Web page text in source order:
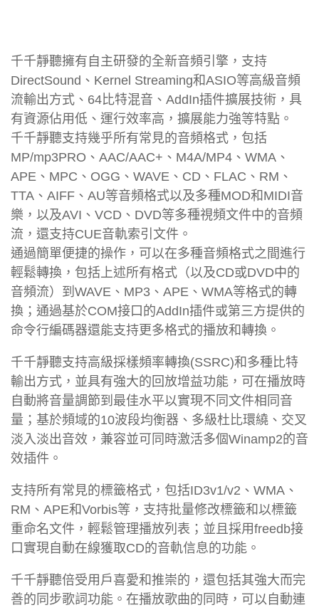
千千靜聽擁有自主研發的全新音頻引擎，支持
DirectSound、Kernel Streaming和ASIO等高級音頻
流輸出方式、64比特混音、AddIn插件擴展技術，具
有資源佔用低、運行效率高，擴展能力強等特點。
千千靜聽支持幾乎所有常見的音頻格式，包括
MP/mp3PRO、AAC/AAC+、M4A/MP4、WMA、
APE、MPC、OGG、WAVE、CD、FLAC、RM、
TTA、AIFF、AU等音頻格式以及多種MOD和MIDI音
樂，以及AVI、VCD、DVD等多種視頻文件中的音頻
流，還支持CUE音軌索引文件。
通過簡單便捷的操作，可以在多種音頻格式之間進行
輕鬆轉換，包括上述所有格式（以及CD或DVD中的
音頻流）到WAVE、MP3、APE、WMA等格式的轉
換；通過基於COM接口的AddIn插件或第三方提供的
命令行編碼器還能支持更多格式的播放和轉換。
千千靜聽支持高級採樣頻率轉換(SSRC)和多種比特
輸出方式，並具有強大的回放增益功能，可在播放時
自動將音量調節到最佳水平以實現不同文件相同音
量；基於頻域的10波段均衡器、多級杜比環繞、交叉
淡入淡出音效，兼容並可同時激活多個Winamp2的音
效插件。
支持所有常見的標籤格式，包括ID3v1/v2、WMA、
RM、APE和Vorbis等，支持批量修改標籤和以標籤
重命名文件，輕鬆管理播放列表；並且採用freedb接
口實現自動在線獲取CD的音軌信息的功能。
千千靜聽倍受用戶喜愛和推崇的，還包括其強大而完
善的同步歌詞功能。在播放歌曲的同時，可以自動連